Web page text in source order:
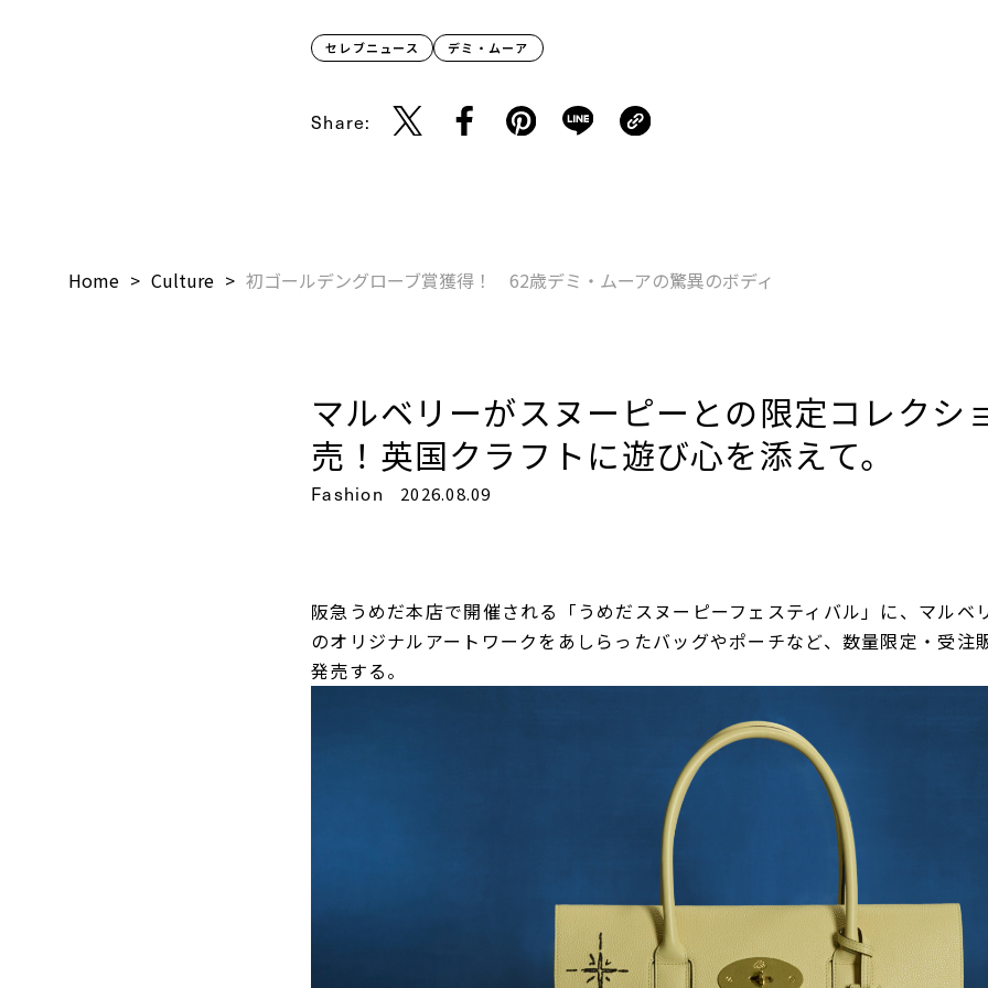
セレブニュース デミ・ムーア
Share:
Home Culture 初ゴールデングローブ賞獲得！ 62歳デミ・ムーアの驚異のボディ
マルベリーがスヌーピーとの限定コレクシ
売！英国クラフトに遊び心を添えて。
Fashion 2026.08.09
阪急うめだ本店で開催される「うめだスヌーピーフェスティバル」に、マルベ
のオリジナルアートワークをあしらったバッグやポーチなど、数量限定・受注
発売する。